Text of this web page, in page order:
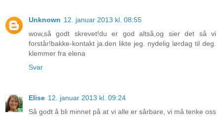
Unknown 12. januar 2013 kl. 08:55
wow,så godt skrevet!du er god altså,og sier det så vi
forstår!bakke-kontakt ja.den likte jeg. nydelig lørdag til deg.
klemmer fra elena
Svar
Elise 12. januar 2013 kl. 09:24
Så godt å bli minnet på at vi alle er sårbare, vi må tenke oss